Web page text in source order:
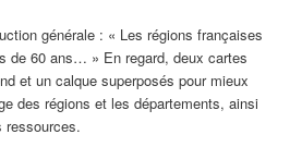
générale : « Les régions françaises
de 60 ans… » En regard, deux cartes
et un calque superposés pour mieux
des régions et les départements, ainsi
ressources.